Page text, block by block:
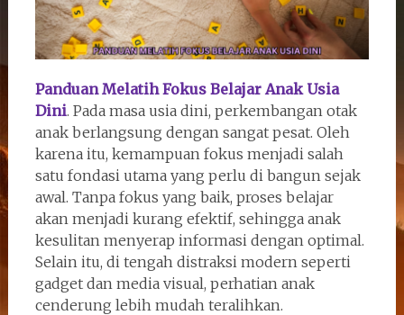
Panduan Melatih Fokus Belajar Anak Usia
Dini. Pada masa usia dini, perkembangan otak
anak berlangsung dengan sangat pesat. Oleh
karena itu, kemampuan fokus menjadi salah
satu fondasi utama yang perlu di bangun sejak
awal. Tanpa fokus yang baik, proses belajar
akan menjadi kurang efektif, sehingga anak
kesulitan menyerap informasi dengan optimal.
Selain itu, di tengah distraksi modern seperti
gadget dan media visual, perhatian anak
cenderung lebih mudah teralihkan.